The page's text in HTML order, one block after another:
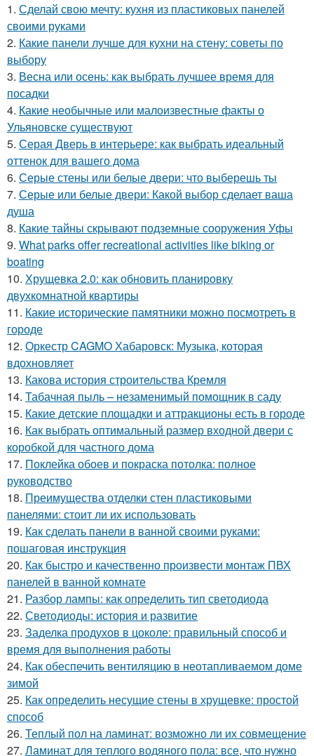
1. Сделай свою мечту: кухня из пластиковых панелей
своими руками
2. Какие панели лучше для кухни на стену: советы по
выбору
3. Весна или осень: как выбрать лучшее время для
посадки
4. Какие необычные или малоизвестные факты о
Ульяновске существуют
5. Серая Дверь в интерьере: как выбрать идеальный
оттенок для вашего дома
6. Серые стены или белые двери: что выберешь ты
7. Серые или белые двери: Какой выбор сделает ваша
душа
8. Какие тайны скрывают подземные сооружения Уфы
9. What parks offer recreational activities like biking or
boating
10. Хрущевка 2.0: как обновить планировку
двухкомнатной квартиры
11. Какие исторические памятники можно посмотреть в
городе
12. Оркестр CAGMO Хабаровск: Музыка, которая
вдохновляет
13. Какова история строительства Кремля
14. Табачная пыль – незаменимый помощник в саду
15. Какие детские площадки и аттракционы есть в городе
16. Как выбрать оптимальный размер входной двери с
коробкой для частного дома
17. Поклейка обоев и покраска потолка: полное
руководство
18. Преимущества отделки стен пластиковыми
панелями: стоит ли их использовать
19. Как сделать панели в ванной своими руками:
пошаговая инструкция
20. Как быстро и качественно произвести монтаж ПВХ
панелей в ванной комнате
21. Разбор лампы: как определить тип светодиода
22. Светодиоды: история и развитие
23. Заделка продухов в цоколе: правильный способ и
время для выполнения работы
24. Как обеспечить вентиляцию в неотапливаемом доме
зимой
25. Как определить несущие стены в хрущевке: простой
способ
26. Теплый пол на ламинат: возможно ли их совмещение
27. Ламинат для теплого водяного пола: все, что нужно